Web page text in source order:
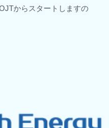
からスタートしますの